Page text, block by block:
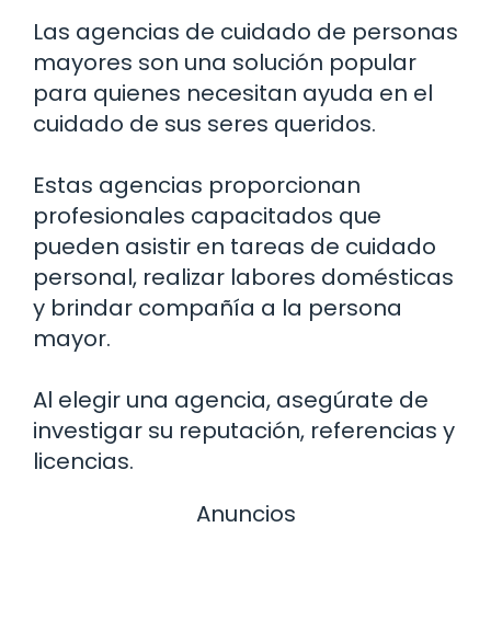
Las agencias de cuidado de personas
mayores son una solución popular
para quienes necesitan ayuda en el
cuidado de sus seres queridos.
Estas agencias proporcionan
profesionales capacitados que
pueden asistir en tareas de cuidado
personal, realizar labores domésticas
y brindar compañía a la persona
mayor.
Al elegir una agencia, asegúrate de
investigar su reputación, referencias y
licencias.
Anuncios